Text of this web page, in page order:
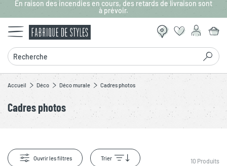
Aller au contenu principal
En raison des incendies en cours, des retards de livraison sont
à prévoir.
Recherche
Accueil Déco Déco murale Cadres photos
Cadres photos
Ouvrir les filtres Trier 10 Produits